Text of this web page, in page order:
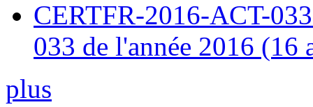
CERTFR-2016-ACT-
033 de l'année 2016 (16
plus